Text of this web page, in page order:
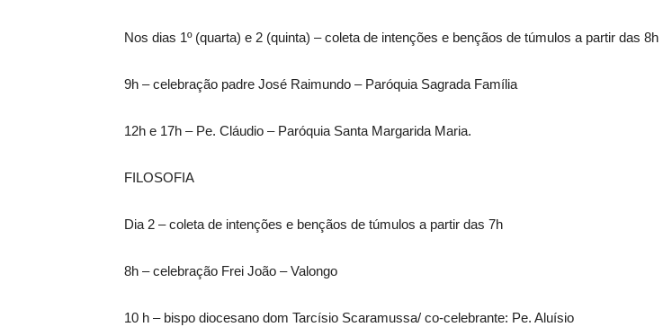
Nos dias 1º (quarta) e 2 (quinta) – coleta de intenções e bençãos de túmulos a partir das 8h
9h – celebração padre José Raimundo – Paróquia Sagrada Família
12h e 17h – Pe. Cláudio – Paróquia Santa Margarida Maria.
FILOSOFIA
Dia 2 – coleta de intenções e bençãos de túmulos a partir das 7h
8h – celebração Frei João – Valongo
10 h – bispo diocesano dom Tarcísio Scaramussa/ co-celebrante: Pe. Aluísio